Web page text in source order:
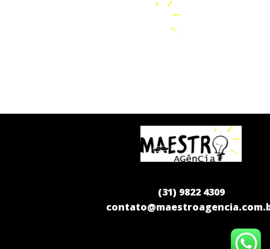
(31) 9822 4309